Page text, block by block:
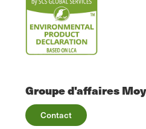
Groupe d'affaires
Contact